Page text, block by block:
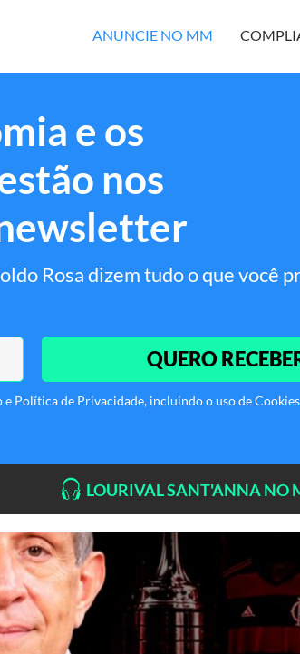
ANUNCIE NO MM
e os
nos
Rosa dizem tudo o que você
QUERO
Política de Privacidade, incluindo o uso de
LOURIVAL SANT'ANNA NO